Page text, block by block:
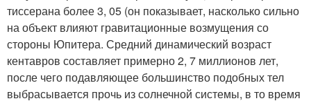
тиссерана более 3, 05 (он показывает, насколько сильно
на объект влияют гравитационные возмущения со
стороны Юпитера. Средний динамический возраст
кентавров составляет примерно 2, 7 миллионов лет,
после чего подавляющее большинство подобных тел
выбрасывается прочь из солнечной системы, в то время